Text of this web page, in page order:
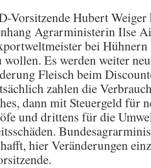
Vorsitzende Hubert
Agrarministerin Ilse
bei Hühnern
wollen. Es werden weiter
Fleisch beim
zahlen die
dann mit Steuergeld für
und drittens für die
hier Veränderungen